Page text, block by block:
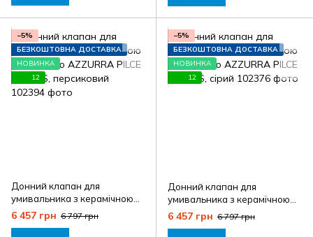
−5%
БЕЗКОШТОВНА ДОСТАВКА
НОВИНКА
12
Донний клапан для
умивальника з керамічною
накладкою AZZURRA PILCE
PILCEPS, персиковий
6 457 грн 6 797 грн
−5%
БЕЗКОШТОВНА ДОСТАВКА
НОВИНКА
12
Донний клапан для
умивальника з керамічною
накладкою AZZURRA PILCE
PILCESS, сірий
6 457 грн 6 797 грн